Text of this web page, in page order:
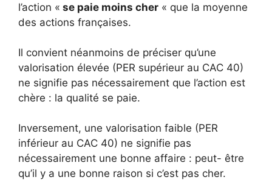
l’action « se paie moins cher « que la moyenne
des actions françaises.
Il convient néanmoins de préciser qu’une
valorisation élevée (PER supérieur au CAC 40)
ne signifie pas nécessairement que l’action est
chère : la qualité se paie.
Inversement, une valorisation faible (PER
inférieur au CAC 40) ne signifie pas
nécessairement une bonne affaire : peut- être
qu’il y a une bonne raison si c’est pas cher.